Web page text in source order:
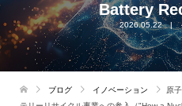
Battery
2026.05.22
ブログ イノベーション
原